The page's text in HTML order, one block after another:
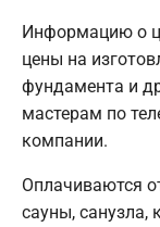
Информацию о
цены на
фундамента и
мастерам по
компании.
Оплачиваются
сауны, санузла,